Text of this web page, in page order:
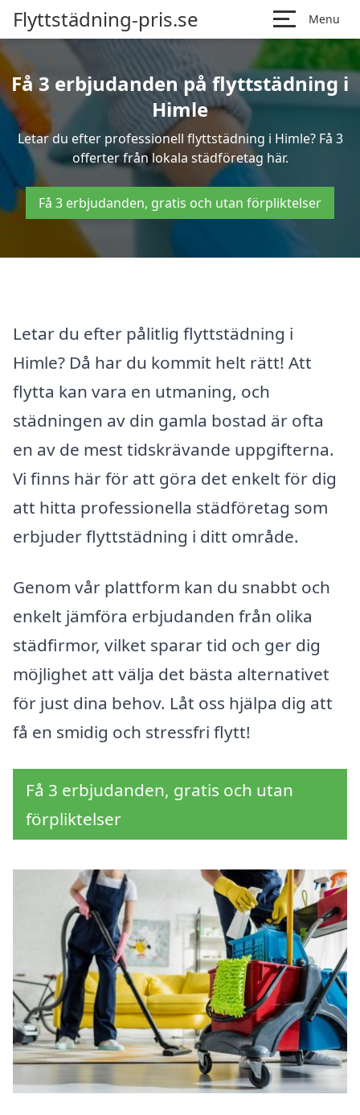
Flyttstädning-pris.se Menu
Få 3 erbjudanden på flyttstädning i
Himle
Letar du efter professionell flyttstädning i Himle? Få 3
offerter från lokala städföretag här.
Få 3 erbjudanden, gratis och utan förpliktelser
Letar du efter pålitlig flyttstädning i
Himle? Då har du kommit helt rätt! Att
flytta kan vara en utmaning, och
städningen av din gamla bostad är ofta
en av de mest tidskrävande uppgifterna.
Vi finns här för att göra det enkelt för dig
att hitta professionella städföretag som
erbjuder flyttstädning i ditt område.
Genom vår plattform kan du snabbt och
enkelt jämföra erbjudanden från olika
städfirmor, vilket sparar tid och ger dig
möjlighet att välja det bästa alternativet
för just dina behov. Låt oss hjälpa dig att
få en smidig och stressfri flytt!
Få 3 erbjudanden, gratis och utan
förpliktelser